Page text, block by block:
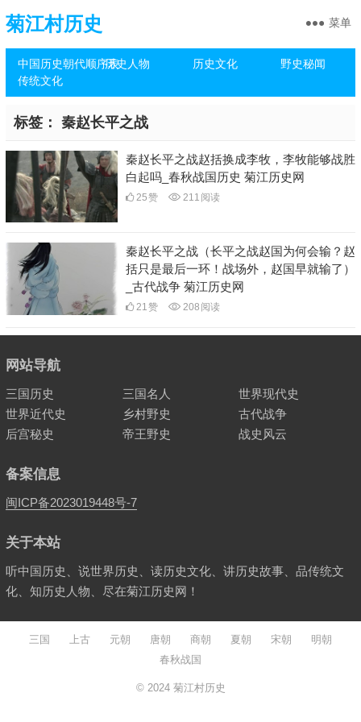
菊江村历史
中国历史朝代顺序表历史人物 历史文化
野史秘闻
传统文化
菜单
标签： 秦赵长平之战
秦赵长平之战赵括换成李牧，李牧能够战胜
白起吗_春秋战国历史 菊江历史网
25赞 211 阅读
秦赵长平之战（长平之战赵国为何会输？赵
括只是最后一环！战场外，赵国早就输了）
_古代战争 菊江历史网
21赞 208 阅读
网站导航
三国历史 三国名人
世界现代史
世界近代史
乡村野史
古代战争
后宫秘史
帝王野史 战史风云
备案信息
闽ICP备2023019448号-7
关于本站
听中国历史、说世界历史、读历史文化、讲历史故事、品传统文
化、知历史人物、尽在菊江历史网！
三国 上古 元朝 唐朝 商朝 夏朝 宋朝
明朝
春秋战国
© 2024 菊江村历史